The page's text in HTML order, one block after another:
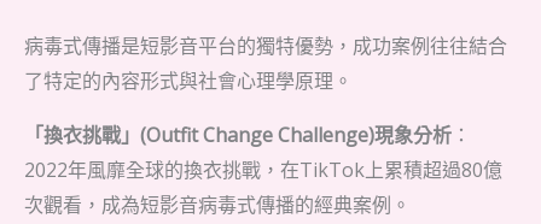
病毒式傳播是短影音平台的獨特優勢，成功案例往往結合
了特定的內容形式與社會心理學原理。
「換衣挑戰」(Outfit Change Challenge)現象分析 ：
2022年風靡全球的換衣挑戰，在TikTok上累積超過80億
次觀看，成為短影音病毒式傳播的經典案例。